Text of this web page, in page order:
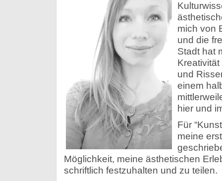
mich von
und die
Stadt hat
und
einem
hier und
Für
meine
Möglichkeit, meine ästhetischen
schriftlich festzuhalten und zu teilen.